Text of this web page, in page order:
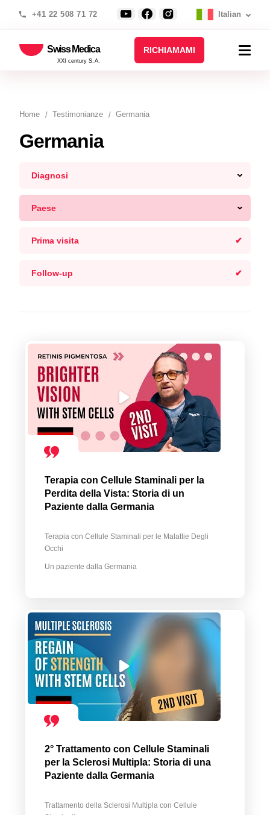
+41 22 508 71 72 Italian
Swiss Medica
XXI century S.A.
RICHIAMAMI
Home Testimonianze Germania
Germania
Diagnosi
Paese
Prima visita
Follow-up
Terapia con Cellule Staminali per la
Perdita della Vista: Storia di un
Paziente dalla Germania
Terapia con Cellule Staminali per le Malattie Degli
Occhi
Un paziente dalla Germania
2° Trattamento con Cellule Staminali
per la Sclerosi Multipla: Storia di una
Paziente dalla Germania
Trattamento della Sclerosi Multipla con Cellule